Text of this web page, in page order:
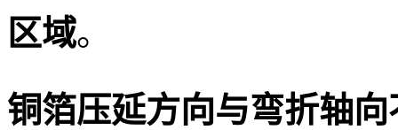
区域。
铜箔压延方向与弯折轴